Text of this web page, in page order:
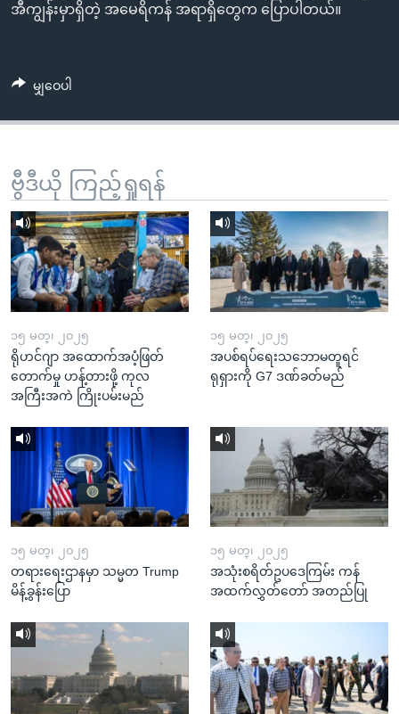
ရန်
နေရာ
အီကျွန်းမှာရှိတဲ့ အမေရိကန် အရာရှိတွေက ပြောပါတယ်။
မျှဝေပါ
ဗွီဒီယို ကြည့်ရှုရန်
၁၅ မတ္၊ ၂၀၂၅
ရိုဟင်ဂျာ အထောက်အပံ့ဖြတ်
တောက်မှု ဟန့်တားဖို့ ကုလ
အကြီးအကဲ ကြိုးပမ်းမည်
၁၅ မတ္၊ ၂၀၂၅
အပစ်ရပ်ရေးသဘောမတူရင်
ရုရှားကို G7 ဒဏ်ခတ်မည်
၁၅ မတ္၊ ၂၀၂၅
တရားရေးဌာနမှာ သမ္မတ Trump
မိန့်ခွန်းပြော
၁၅ မတ္၊ ၂၀၂၅
အသုံးစရိတ်ဥပဒေကြမ်း ကန်
အထက်လွှတ်တော် အတည်ပြု